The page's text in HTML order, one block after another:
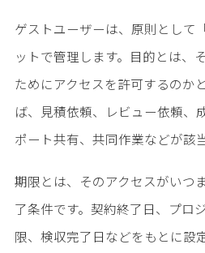
ゲストユーザーは、原則として
ットで管理します。目的とは、
ためにアクセスを許可するのか
ば、見積依頼、レビュー依頼、
ポート共有、共同作業などが該
期限とは、そのアクセスがいつ
了条件です。契約終了日、プロ
限、検収完了日などをもとに設